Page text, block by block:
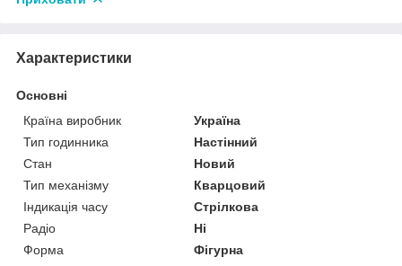
Характеристики
Основні
Країна виробник
Україна
Тип годинника
Настінний
Стан
Новий
Тип механізму
Кварцовий
Індикація часу
Стрілкова
Радіо
Ні
Форма
Фігурна